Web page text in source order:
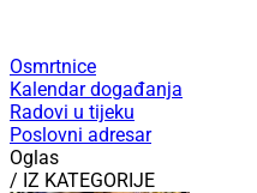
Osmrtnice
Kalendar događanja
Radovi u tijeku
Poslovni adresar
Oglas
/ IZ KATEGORIJE